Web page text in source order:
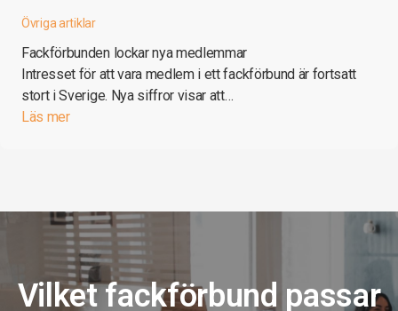
Övriga artiklar
Fackförbunden lockar nya medlemmar
Intresset för att vara medlem i ett fackförbund är fortsatt
stort i Sverige. Nya siffror visar att…
Läs mer
Vilket fackförbund passar